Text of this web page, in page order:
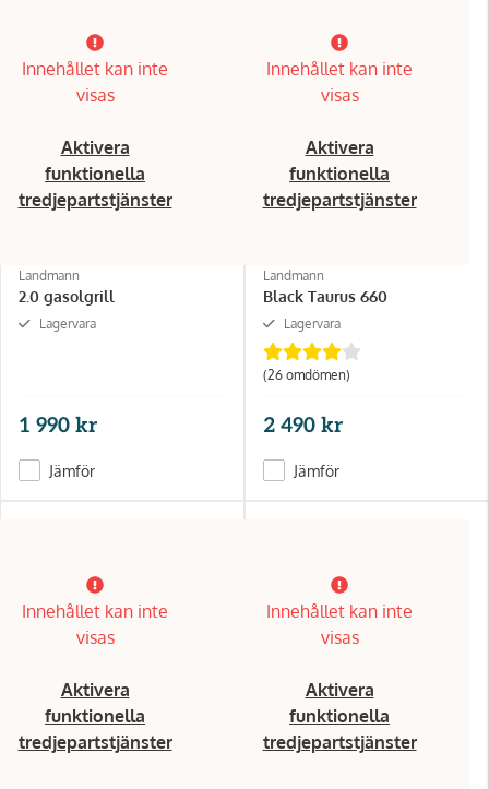
Innehållet kan inte
visas
Aktivera
funktionella
tredjepartstjänster
Landmann
2.0 gasolgrill
Lagervara
1 990 kr
Jämför
Innehållet kan inte
visas
Aktivera
funktionella
tredjepartstjänster
Landmann
Black Taurus 660
Lagervara
(26 omdömen)
2 490 kr
Jämför
Innehållet kan inte
visas
Aktivera
funktionella
tredjepartstjänster
Innehållet kan inte
visas
Aktivera
funktionella
tredjepartstjänster